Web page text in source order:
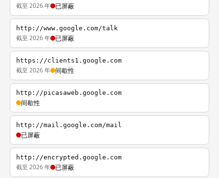
截至 2026 年 已屏蔽
http://www.google.com/talk
截至 2026 年 已屏蔽
https://clients1.google.com
截至 2026 年 间歇性
http://picasaweb.google.com
间歇性
http://mail.google.com/mail
已屏蔽
http://encrypted.google.com
截至 2026 年 已屏蔽